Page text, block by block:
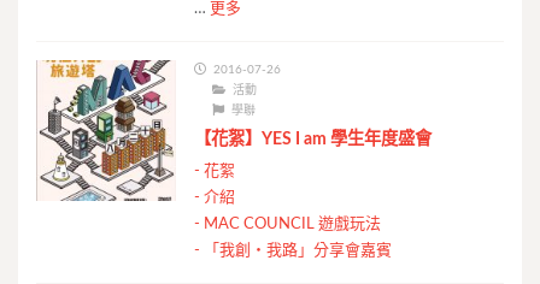
… 更多
2016-07-26
活動
學聯
【花絮】YES I am 學生年度盛會
- 花絮
- 介紹
- MAC COUNCIL 遊戲玩法
-
「我創‧我路」分享會嘉賓